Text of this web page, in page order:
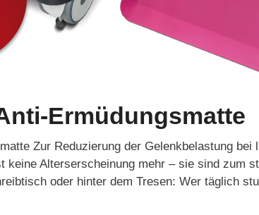
Ermüdungsmatte
Zur Reduzierung der Gelenkbelastung bei
keine Alterserscheinung mehr – sie sind zum
oder hinter dem Tresen: Wer täglich